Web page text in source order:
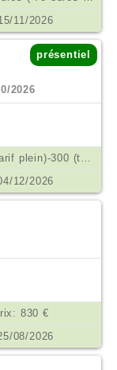
11/2026
présentiel
2026
Prix: 450(tarif plein)-300 (tarif réduit si difficulté) possibilité d'échelonner les règlements en plusieurs fois €
12/2026
830 €
08/2026